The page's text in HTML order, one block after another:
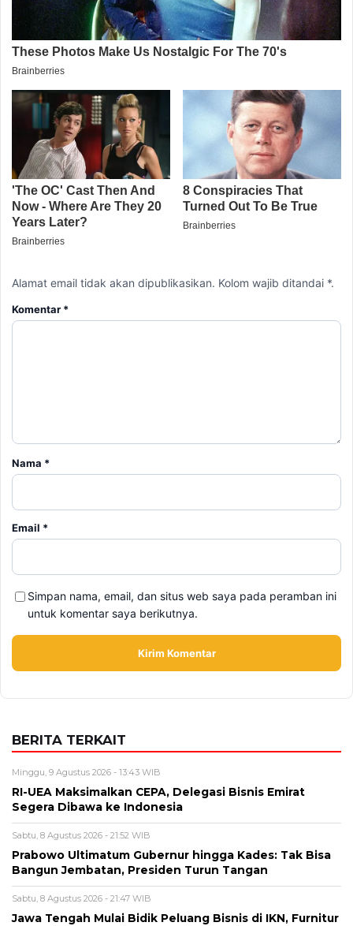
Alamat email tidak akan dipublikasikan. Kolom wajib ditandai *.
Komentar *
Nama *
Email *
Simpan nama, email, dan situs web saya pada peramban ini
untuk komentar saya berikutnya.
BERITA TERKAIT
Minggu, 9 Agustus 2026 - 13:43 WIB
RI-UEA Maksimalkan CEPA, Delegasi Bisnis Emirat
Segera Dibawa ke Indonesia
Sabtu, 8 Agustus 2026 - 21:52 WIB
Prabowo Ultimatum Gubernur hingga Kades: Tak Bisa
Bangun Jembatan, Presiden Turun Tangan
Sabtu, 8 Agustus 2026 - 21:47 WIB
Jawa Tengah Mulai Bidik Peluang Bisnis di IKN, Furnitur